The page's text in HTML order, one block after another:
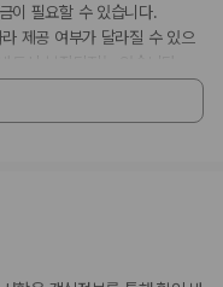
이 필요할 수 있습니다.
제공 여부가 달라질 수 있으